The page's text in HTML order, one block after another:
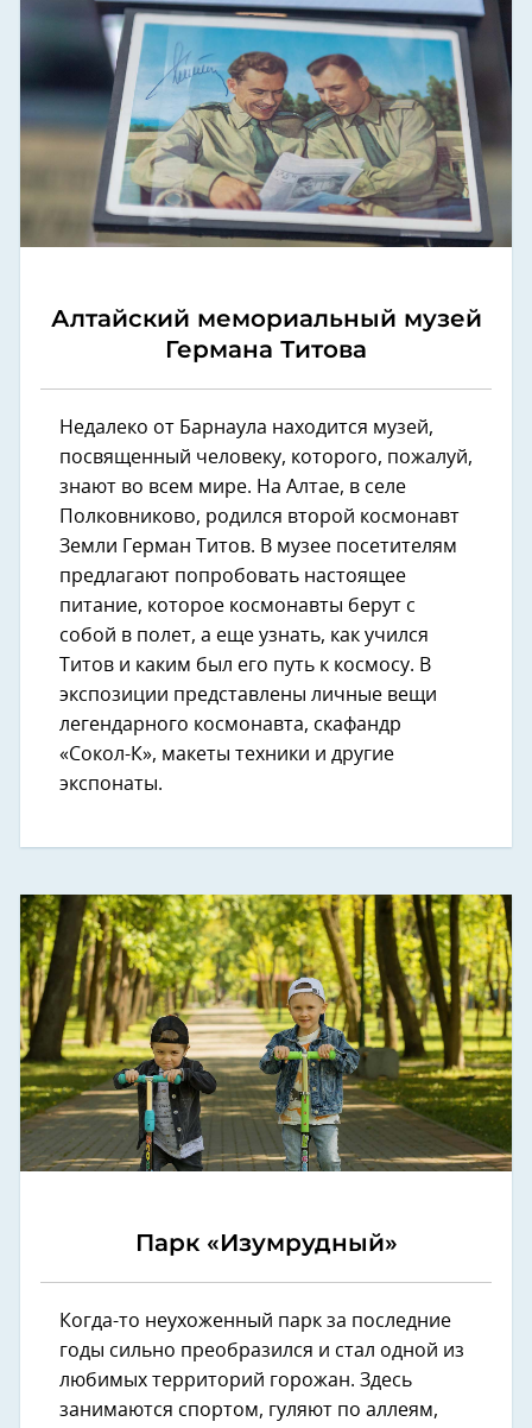
Алтайский мемориальный музей
Германа Титова
Недалеко от Барнаула находится музей,
посвященный человеку, которого, пожалуй,
знают во всем мире. На Алтае, в селе
Полковниково, родился второй космонавт
Земли Герман Титов. В музее посетителям
предлагают попробовать настоящее
питание, которое космонавты берут с
собой в полет, а еще узнать, как учился
Титов и каким был его путь к космосу. В
экспозиции представлены личные вещи
легендарного космонавта, скафандр
«Сокол-К», макеты техники и другие
экспонаты.
Парк «Изумрудный»
Когда-то неухоженный парк за последние
годы сильно преобразился и стал одной из
любимых территорий горожан. Здесь
занимаются спортом, гуляют по аллеям,